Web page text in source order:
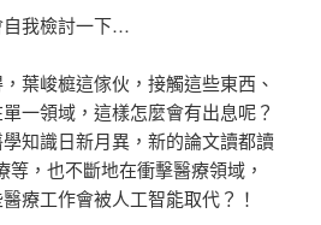
自我檢討一下…
葉峻榳這傢伙，接觸這些東西、
一領域，這樣怎麼會有出息呢？
知識日新月異，新的論文讀都讀
，也不斷地在衝擊醫療領域，
療工作會被人工智能取代？！